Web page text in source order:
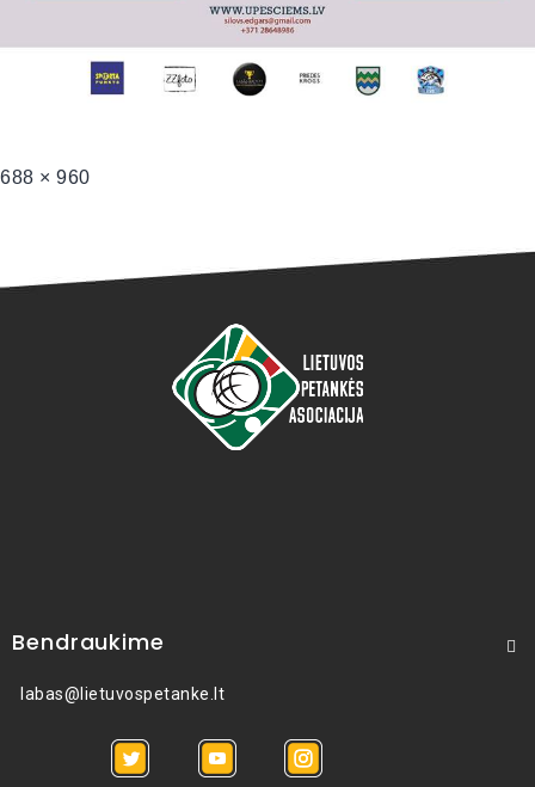
688 × 960
Bendraukime
labas@lietuvospetanke.lt